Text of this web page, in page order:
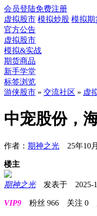
会员登陆免费注册
虚拟股市 模拟炒股 模拟期
官方公告
虚拟股市
模拟&实战
期货商品
新手学堂
标签浏览
游侠股市 » 交流社区 » 虚
中宠股份，
作者： 期神之光 25年10
楼主
期神之光发表于 2025-
VIP9 粉丝 966 关注 0